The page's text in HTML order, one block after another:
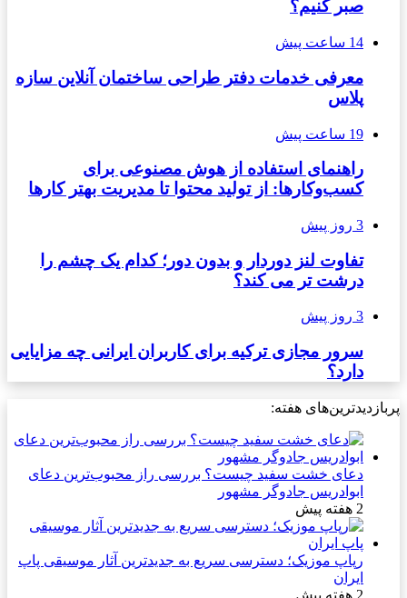
صبر کنیم؟
14 ساعت پیش
معرفی خدمات دفتر طراحی ساختمان آنلاین سازه
پلاس
19 ساعت پیش
راهنمای استفاده از هوش مصنوعی برای
کسب‌وکارها: از تولید محتوا تا مدیریت بهتر کارها
3 روز پیش
تفاوت لنز دوردار و بدون دور؛ کدام یک چشم را
درشت تر می کند؟
3 روز پیش
سرور مجازی ترکیه برای کاربران ایرانی چه مزایایی
دارد؟
پربازدیدترین‌های هفته:
دعای خشت سفید چیست؟ بررسی راز محبوب‌ترین دعای
ابوادریس جادوگر مشهور
2 هفته پیش
رپاپ موزیک؛ دسترسی سریع به جدیدترین آثار موسیقی پاپ
ایران
2 هفته پیش